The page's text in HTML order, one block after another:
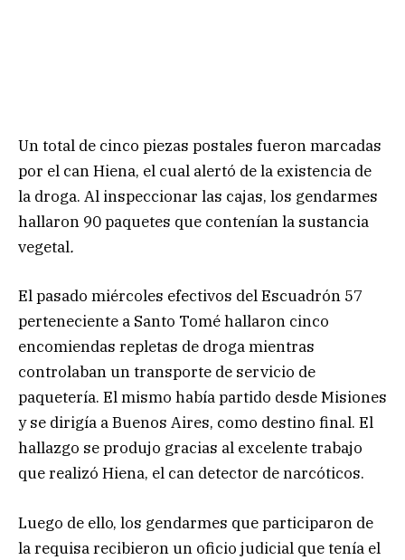
Un total de cinco piezas postales fueron marcadas
por el can Hiena, el cual alertó de la existencia de
la droga. Al inspeccionar las cajas, los gendarmes
hallaron 90 paquetes que contenían la sustancia
vegetal.
El pasado miércoles efectivos del Escuadrón 57
perteneciente a Santo Tomé hallaron cinco
encomiendas repletas de droga mientras
controlaban un transporte de servicio de
paquetería. El mismo había partido desde Misiones
y se dirigía a Buenos Aires, como destino final. El
hallazgo se produjo gracias al excelente trabajo
que realizó Hiena, el can detector de narcóticos.
Luego de ello, los gendarmes que participaron de
la requisa recibieron un oficio judicial que tenía el